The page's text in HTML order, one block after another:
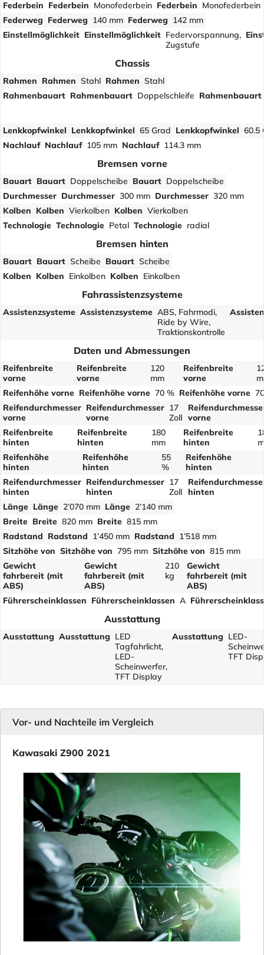
Federbein Federbein Monofederbein Federbein Monofederbein
Federweg Federweg 140 mm Federweg
142 mm
Einstellmöglichkeit Einstellmöglichkeit Federvorspannung,
Zugstufe
Chassis
Rahmen Rahmen Stahl Rahmen Stahl
Rahmenbauart Rahmenbauart Doppelschleife Rahmenbauart
Lenkkopfwinkel Lenkkopfwinkel 65 Grad Lenkkopfwinkel 60.5
Nachlauf Nachlauf 105 mm Nachlauf 114.3 mm
Bremsen vorne
Bauart Bauart Doppelscheibe Bauart Doppelscheibe
Durchmesser Durchmesser 300 mm Durchmesser 320 mm
Kolben Kolben Vierkolben Kolben Vierkolben
Technologie Technologie Petal Technologie radial
Bremsen hinten
Bauart Bauart Scheibe Bauart Scheibe
Kolben Kolben Einkolben Kolben Einkolben
Fahrassistenzsysteme
Assistenzsysteme Assistenzsysteme ABS, Fahrmodi,
Ride by Wire,
Traktionskontrolle
Daten und Abmessungen
Reifenbreite
vorne
Reifenbreite
vorne
120
mm
Reifenbreite
vorne
Reifenhöhe vorne Reifenhöhe vorne 70 % Reifenhöhe vorne
Reifendurchmesser
vorne
Reifendurchmesser
vorne
17
Zoll vorne
Reifenbreite
hinten
Reifenbreite
hinten
180
mm
Reifenbreite
hinten
Reifenhöhe
hinten
Reifenhöhe
hinten
55
%
Reifenhöhe
hinten
Reifendurchmesser
hinten
Reifendurchmesser
hinten
17
Zoll hinten
Länge Länge 2’070 mm Länge 2’140 mm
Breite Breite 820 mm Breite 815 mm
Radstand Radstand 1’450 mm Radstand
1’518 mm
Sitzhöhe von Sitzhöhe von 795 mm Sitzhöhe von 815 mm
Gewicht
fahrbereit (mit
ABS)
Gewicht
fahrbereit (mit
ABS)
210
kg
Gewicht
fahrbereit (mit
ABS)
Führerscheinklassen Führerscheinklassen A
Ausstattung
Ausstattung Ausstattung LED
Tagfahrlicht,
LED-
Scheinwerfer,
TFT Display
Ausstattung LED-
TFT
Vor- und Nachteile im Vergleich
Kawasaki Z900 2021